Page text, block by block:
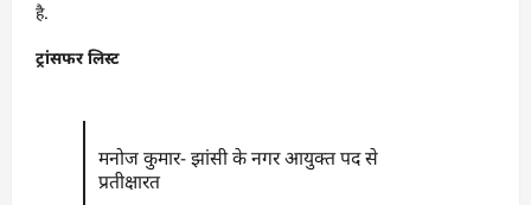
है.
ट्रांसफर लिस्ट
मनोज कुमार- झांसी के नगर आयुक्त पद से
प्रतीक्षारत